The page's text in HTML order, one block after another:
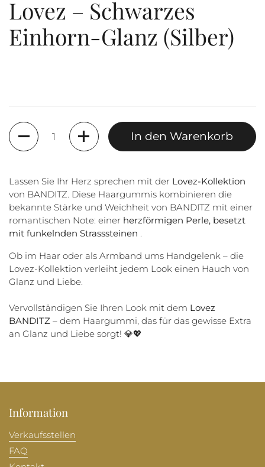
Lovez – Schwarzes
Einhorn-Glanz (Silber)
Anzahl
In den Warenkorb
Lassen Sie Ihr Herz sprechen mit der Lovez-Kollektion
von BANDITZ. Diese Haargummis kombinieren die
bekannte Stärke und Weichheit von BANDITZ mit einer
romantischen Note: einer herzförmigen Perle, besetzt
mit funkelnden Strasssteinen .
Ob im Haar oder als Armband ums Handgelenk – die
Lovez-Kollektion verleiht jedem Look einen Hauch von
Glanz und Liebe.
Vervollständigen Sie Ihren Look mit dem Lovez
BANDITZ – dem Haargummi, das für das gewisse Extra
an Glanz und Liebe sorgt! 💎💖
Information
Verkaufsstellen
FAQ